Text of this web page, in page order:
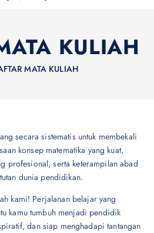
KULIAH
MATA KULIAH
secara sistematis untuk membekali
konsep matematika yang kuat,
profesional, serta keterampilan abad
dunia pendidikan.
kami! Perjalanan belajar yang
kamu tumbuh menjadi pendidik
dan siap menghadapi tantangan